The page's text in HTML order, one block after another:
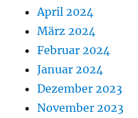
April 2024
März 2024
Februar 2024
Januar 2024
Dezember 2023
November 2023